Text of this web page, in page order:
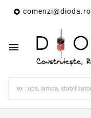
 comenzi@dioda.ro
